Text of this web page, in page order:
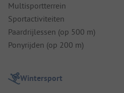
Multisportterrein
Sportactiviteiten
Paardrijlessen (op 500 m)
Ponyrijden (op 200 m)
Wintersport